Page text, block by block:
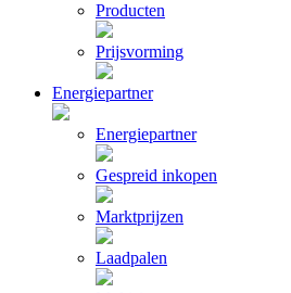
Producten
Prijsvorming
Energiepartner
Energiepartner
Gespreid inkopen
Marktprijzen
Laadpalen